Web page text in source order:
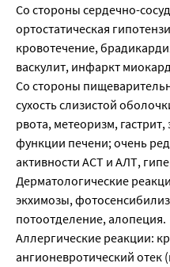
Со стороны сердечно-
ортостатическая
кровотечение,
васкулит, инфаркт
Со стороны
сухость слизистой
рвота, метеоризм,
функции печени; очень
активности АСТ и АЛТ,
Дерматологические
экхимозы,
потоотделение, алопеция.
Аллергические реакции:
ангионевротический отек